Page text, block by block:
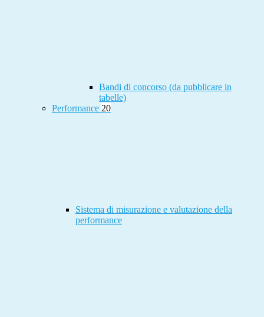
Bandi di concorso (da pubblicare in
tabelle)
Performance 20
Sistema di misurazione e valutazione della
performance